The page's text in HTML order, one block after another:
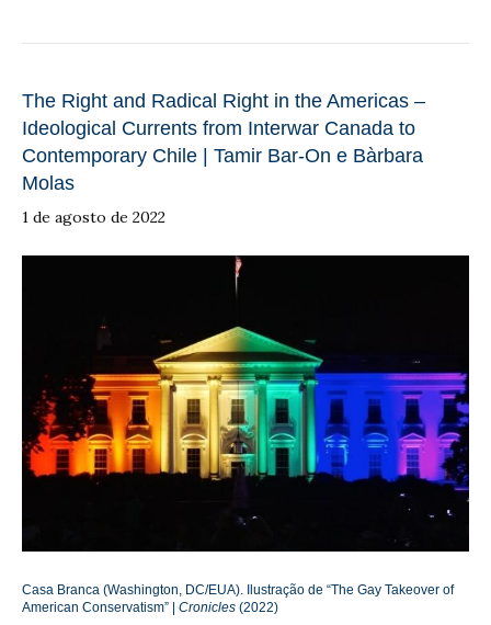
The Right and Radical Right in the Americas –
Ideological Currents from Interwar Canada to
Contemporary Chile | Tamir Bar-On e Bàrbara
Molas
1 de agosto de 2022
Casa Branca (Washington, DC/EUA). Ilustração de “The Gay Takeover of
American Conservatism” | Cronicles (2022)